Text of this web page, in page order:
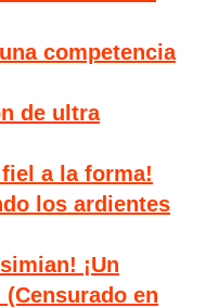
competencia
de ultra
a la forma!
los ardientes
¡Un
en